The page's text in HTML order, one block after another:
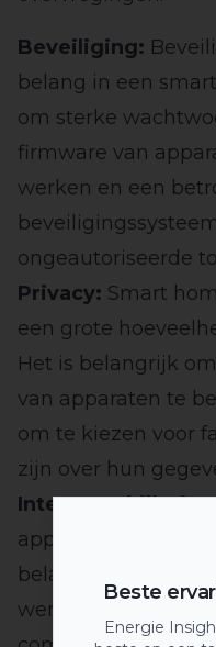
Beveiliging:
belang in een
om sterke
firmware van
werken en een
ongeautoriseerde
Privacy: Smart
een grote
Het is belangrijk
van apparaten te
om te kiezen voor
zijn over hun
Interoperabiliteit:
apparaten zijn
belangrijk om te
werken met
Beste
Energie